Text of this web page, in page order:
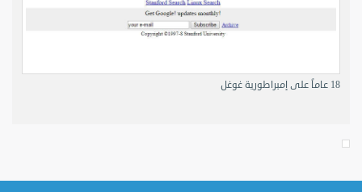
18 عاماً على إمبراطورية غوغل